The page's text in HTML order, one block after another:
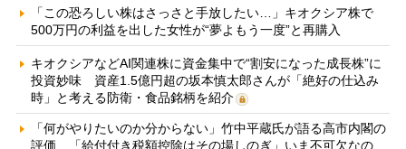
「この恐ろしい株はさっさと手放したい…」キオクシア株で
500万円の利益を出した女性が“夢よもう一度”と再購入
キオクシアなどAI関連株に資金集中で“割安になった成長株”に
投資妙味 資産1.5億円超の坂本慎太郎さんが「絶好の仕込み
時」と考える防衛・食品銘柄を紹介
「何がやりたいのか分からない」竹中平蔵氏が語る高市内閣の
評価 「給付付き税額控除はその場しのぎ」いま不可欠なの